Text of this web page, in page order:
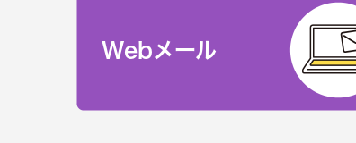
Webメール